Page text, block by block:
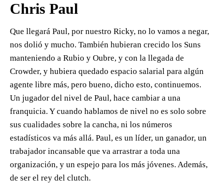
Chris Paul
Que llegará Paul, por nuestro Ricky, no lo vamos a negar,
nos dolió y mucho. También hubieran crecido los Suns
manteniendo a Rubio y Oubre, y con la llegada de
Crowder, y hubiera quedado espacio salarial para algún
agente libre más, pero bueno, dicho esto, continuemos.
Un jugador del nivel de Paul, hace cambiar a una
franquicia. Y cuando hablamos de nivel no es solo sobre
sus cualidades sobre la cancha, ni los números
estadísticos va más allá. Paul, es un líder, un ganador, un
trabajador incansable que va arrastrar a toda una
organización, y un espejo para los más jóvenes. Además,
de ser el rey del clutch.